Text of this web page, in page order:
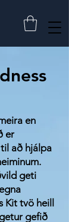
en
er
að hjálpa
geti
Kit tvö heill
gefið